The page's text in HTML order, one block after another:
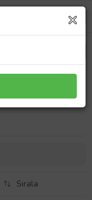
Laptop Şarj
Sırala